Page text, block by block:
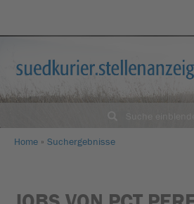
Home
Suchergebnisse